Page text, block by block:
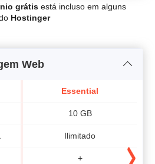
grátis está incluso em alguns
Hostinger
Web
Essential
10 GB
Ilimitado
+